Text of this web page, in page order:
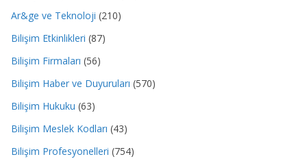
Ar&ge ve Teknoloji (210)
Bilişim Etkinlikleri (87)
Bilişim Firmaları (56)
Bilişim Haber ve Duyuruları (570)
Bilişim Hukuku (63)
Bilişim Meslek Kodları (43)
Bilişim Profesyonelleri (754)